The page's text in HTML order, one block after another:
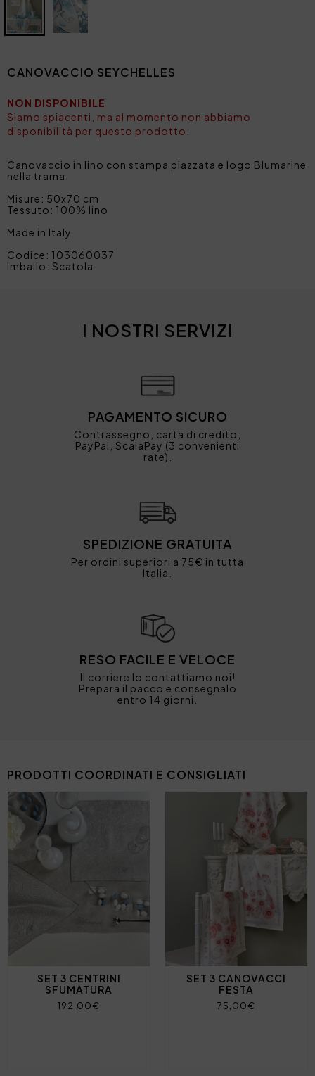
CANOVACCIO SEYCHELLES
NON DISPONIBILE
Siamo spiacenti, ma al momento non abbiamo
disponibilità per questo prodotto.
Canovaccio in lino con stampa piazzata e logo Blumarine
nella trama.
Misure: 50x70 cm
Tessuto: 100% lino
Made in Italy
Codice: 103060037
Imballo: Scatola
I NOSTRI SERVIZI
PAGAMENTO SICURO
Contrassegno, carta di credito,
PayPal, ScalaPay (3 convenienti
rate).
SPEDIZIONE GRATUITA
Per ordini superiori a 75€ in tutta
Italia.
RESO FACILE E VELOCE
Il corriere lo contattiamo noi!
Prepara il pacco e consegnalo
entro 14 giorni.
PRODOTTI COORDINATI E CONSIGLIATI
SET 3 CENTRINI
SFUMATURA
192,00€
SET 3 CANOVACCI
FESTA
75,00€